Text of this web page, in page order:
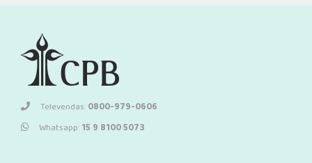
Televendas:0800-979-0606
Whatsapp:15 9 8100 5073